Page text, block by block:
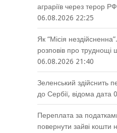
аграріїв через терор
06.08.2026 22:25
Як “Місія
розповів про труднощі
06.08.2026 21:40
Зеленський здійснить
до Сербії, відома дата
Переплата за
повернути зайві кошти